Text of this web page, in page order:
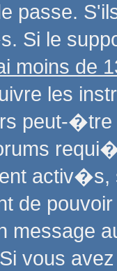
passe.
Si le
moins de
les
peut-
de
vous